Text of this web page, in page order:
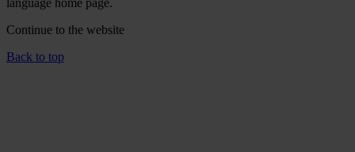
Continue to the website
Back to top